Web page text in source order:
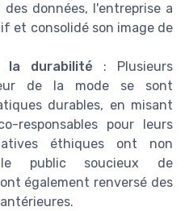
données, l'entreprise a
et consolidé son image de
la durabilité : Plusieurs
de la mode se sont
durables, en misant
responsables pour leurs
éthiques ont non
public soucieux de
également renversé des